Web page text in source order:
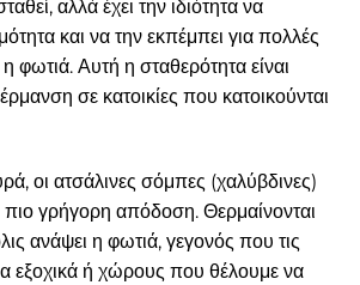
αλλά έχει την ιδιότητα να
και να την εκπέμπει για πολλές
φωτιά. Αυτή η σταθερότητα είναι
σε κατοικίες που κατοικούνται
οι ατσάλινες σόμπες (χαλύβδινες)
γρήγορη απόδοση. Θερμαίνονται
ανάψει η φωτιά, γεγονός που τις
εξοχικά ή χώρους που θέλουμε να